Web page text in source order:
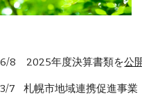
8 2025年度決算書類を公
7 札幌市地域連携促進事業